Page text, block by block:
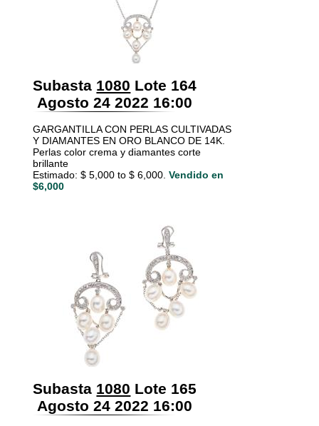
Subasta 1080 Lote 164
Agosto 24 2022 16:00
GARGANTILLA CON PERLAS CULTIVADAS
Y DIAMANTES EN ORO BLANCO DE 14K.
Perlas color crema y diamantes corte
brillante
Estimado: $ 5,000 to $ 6,000. Vendido en
$6,000
Subasta 1080 Lote 165
Agosto 24 2022 16:00